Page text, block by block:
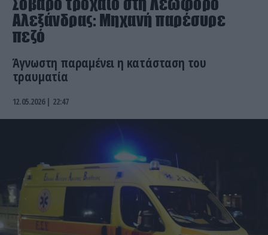
Αλεξάνδρας: Mηχανή παρέσυρε
πεζό
Άγνωστη παραμένει η κατάσταση του
τραυματία
12.05.2026 | 22:47